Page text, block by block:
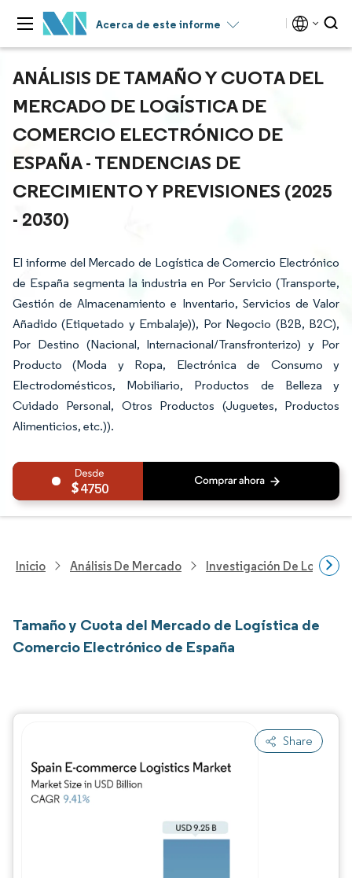
Acerca de este informe
ANÁLISIS DE TAMAÑO Y CUOTA DEL
MERCADO DE LOGÍSTICA DE
COMERCIO ELECTRÓNICO DE
ESPAÑA - TENDENCIAS DE
CRECIMIENTO Y PREVISIONES (2025
- 2030)
El informe del Mercado de Logística de Comercio Electrónico
de España segmenta la industria en Por Servicio (Transporte,
Gestión de Almacenamiento e Inventario, Servicios de Valor
Añadido (Etiquetado y Embalaje)), Por Negocio (B2B, B2C),
Por Destino (Nacional, Internacional/Transfronterizo) y Por
Producto (Moda y Ropa, Electrónica de Consumo y
Electrodomésticos, Mobiliario, Productos de Belleza y
Cuidado Personal, Otros Productos (Juguetes, Productos
Alimenticios, etc.)).
4750
Inicio Análisis De Mercado Investigación De Logística
Tamaño y Cuota del Mercado de Logística de
Comercio Electrónico de España
Share